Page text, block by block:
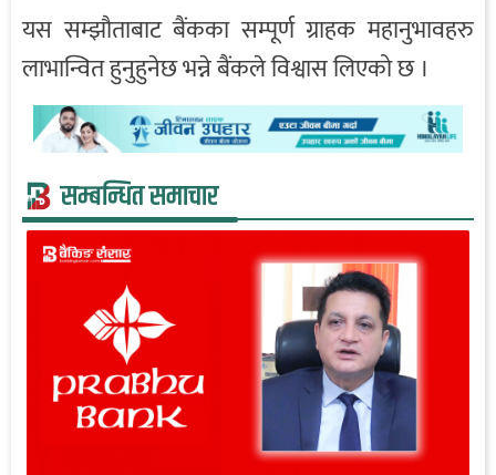
यस सम्झौताबाट बैंकका सम्पूर्ण ग्राहक महानुभावहरु
लाभान्वित हुनुहुनेछ भन्ने बैंकले विश्वास लिएको छ ।
सम्बन्धित समाचार